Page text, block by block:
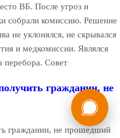
ВБ. После угроз и
собрали комиссию. Решение
не уклонялся, не скрывался
и медкомиссии. Являлся
перебора. Совет
гражданин, не
гражданин, не прошедший